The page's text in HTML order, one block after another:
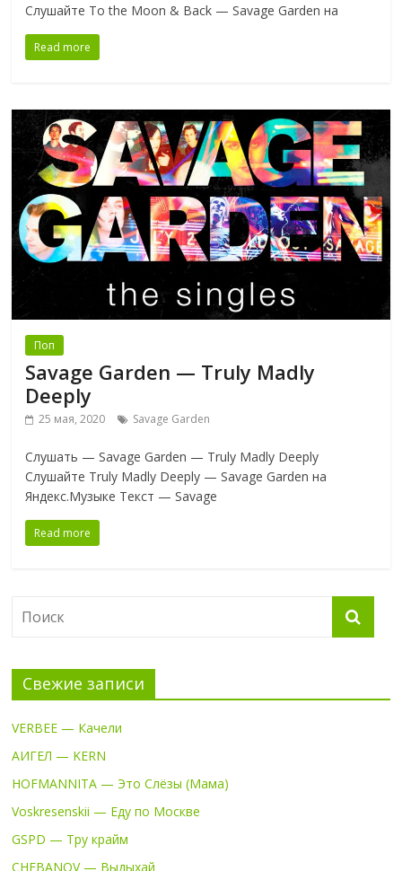
Слушайте To the Moon & Back — Savage Garden на
Read more
Поп
Savage Garden — Truly Madly
Deeply
25 мая, 2020 Savage Garden
Слушать — Savage Garden — Truly Madly Deeply
Слушайте Truly Madly Deeply — Savage Garden на
Яндекс.Музыке Текст — Savage
Read more
Свежие записи
VERBEE — Качели
АИГЕЛ — KERN
HOFMANNITA — Это Слёзы (Мама)
Voskresenskii — Еду по Москве
GSPD — Тру крайм
CHEBANOV — Выдыхай